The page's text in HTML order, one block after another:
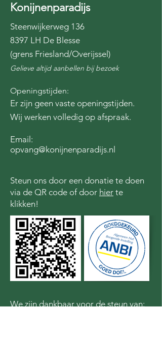
Konijnenparadijs
Steenwijkerweg 136
8397 LH De Blesse
(grens Friesland/Overijssel)
Gelieve altijd aanbellen bij bezoek
Openingstijden:
Er zijn geen vaste openingstijden.
Wij werken volledig op afspraak.
Email:
opvang@konijnenparadijs.nl
Steun ons door een donatie te doen
via de QR code of door hier te
klikken!
We zijn dankbaar voor de steun van: